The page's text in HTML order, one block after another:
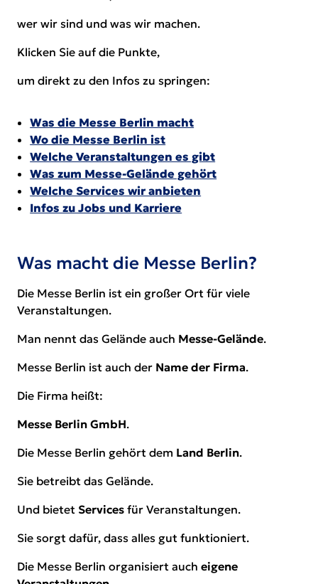
wer wir sind und was wir machen.
Klicken Sie auf die Punkte,
um direkt zu den Infos zu springen:
Was die Messe Berlin macht
Wo die Messe Berlin ist
Welche Veranstaltungen es gibt
Was zum Messe-Gelände gehört
Welche Services wir anbieten
Infos zu Jobs und Karriere
Was macht die Messe Berlin?
Die Messe Berlin ist ein großer Ort für viele
Veranstaltungen.
Man nennt das Gelände auch Messe-Gelände.
Messe Berlin ist auch der Name der Firma.
Die Firma heißt:
Messe Berlin GmbH.
Die Messe Berlin gehört dem Land Berlin.
Sie betreibt das Gelände.
Und bietet Servicesfür Veranstaltungen.
Sie sorgt dafür, dass alles gut funktioniert.
Die Messe Berlin organisiert aucheigene